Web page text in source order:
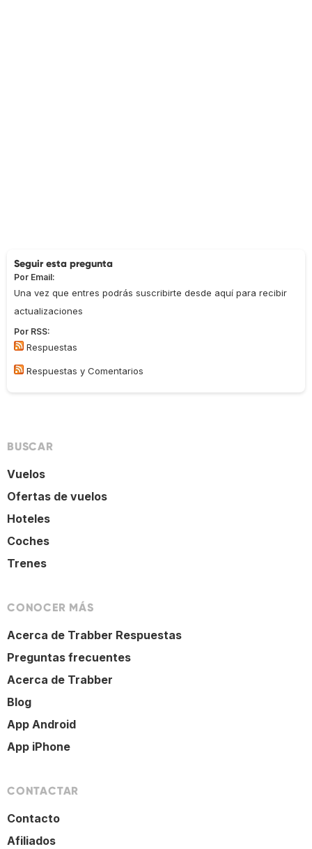
Seguir esta pregunta
Por Email:
Una vez que entres podrás suscribirte desde aquí para recibir
actualizaciones
Por RSS:
Respuestas
Respuestas y Comentarios
BUSCAR
Vuelos
Ofertas de vuelos
Hoteles
Coches
Trenes
CONOCER MÁS
Acerca de Trabber Respuestas
Preguntas frecuentes
Acerca de Trabber
Blog
App Android
App iPhone
CONTACTAR
Contacto
Afiliados